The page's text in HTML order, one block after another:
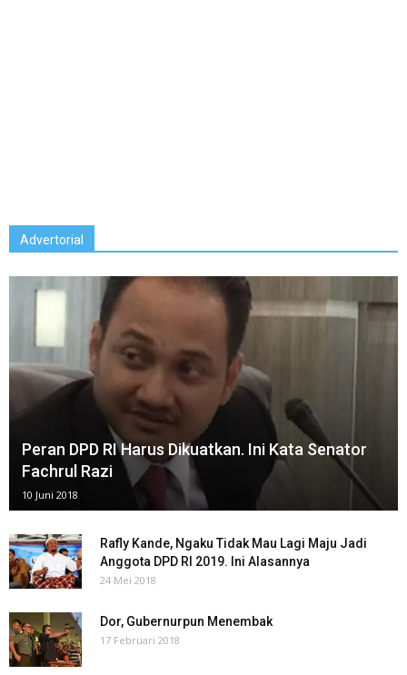
Advertorial
Peran DPD RI Harus Dikuatkan. Ini Kata Senator
Fachrul Razi
10 Juni 2018
Rafly Kande, Ngaku Tidak Mau Lagi Maju Jadi
Anggota DPD RI 2019. Ini Alasannya
24 Mei 2018
Dor, Gubernurpun Menembak
17 Februari 2018